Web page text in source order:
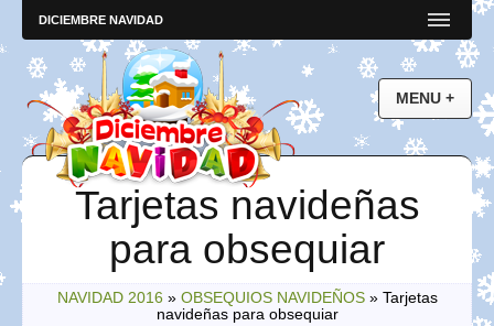
DICIEMBRE NAVIDAD
Tarjetas navideñas
para obsequiar
NAVIDAD 2016 » OBSEQUIOS NAVIDEÑOS» Tarjetas
navideñas para obsequiar